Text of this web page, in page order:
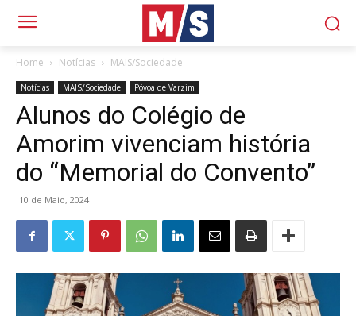
Home Notícias MAIS/Sociedade
Notícias MAIS/Sociedade Póvoa de Varzim
Alunos do Colégio de
Amorim vivenciam história
do “Memorial do Convento”
10 de Maio, 2024